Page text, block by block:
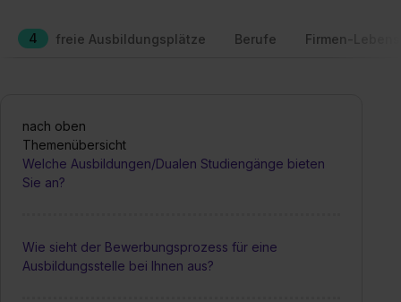
4 freie Ausbildungsplätze Berufe Firmen-
nach oben
Themenübersicht
Welche Ausbildungen/Dualen Studiengänge bieten
Sie an?
Wie sieht der Bewerbungsprozess für eine
Ausbildungsstelle bei Ihnen aus?